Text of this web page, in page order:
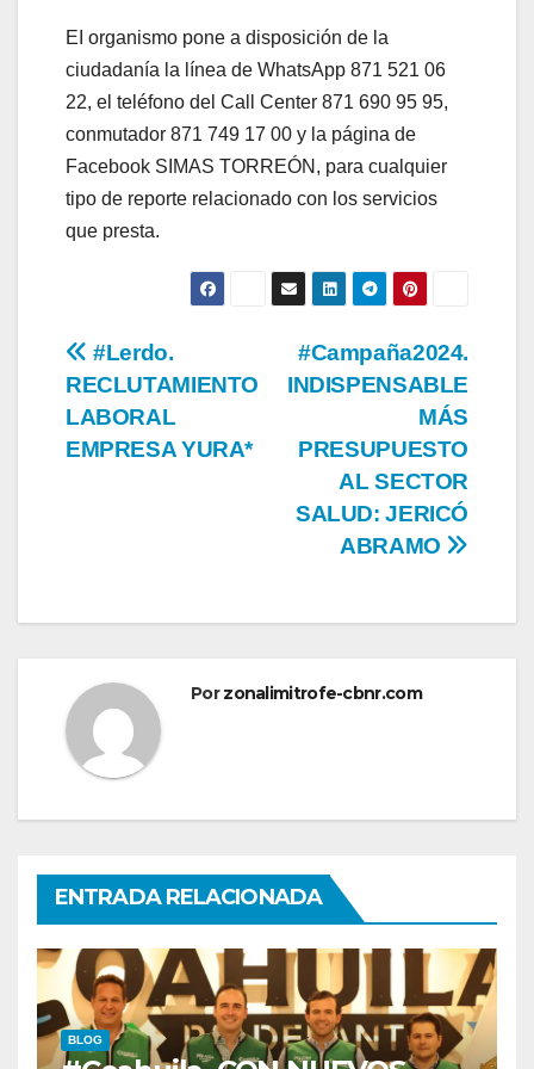
EI organismo pone a disposición de la
ciudadanía la línea de WhatsApp 871 521 06
22, el teléfono del Call Center 871 690 95 95,
conmutador 871 749 17 00 y la página de
Facebook SIMAS TORREÓN, para cualquier
tipo de reporte relacionado con los servicios
que presta.
Navegación
de
entradas
#Campaña2024.
INDISPENSABLE
MÁS
PRESUPUESTO
AL SECTOR
SALUD: JERICÓ
ABRAMO
#Lerdo.
RECLUTAMIENTO
LABORAL
EMPRESA YURA*
Porzonalimitrofe-cbnr.com
ENTRADA RELACIONADA
BLOG